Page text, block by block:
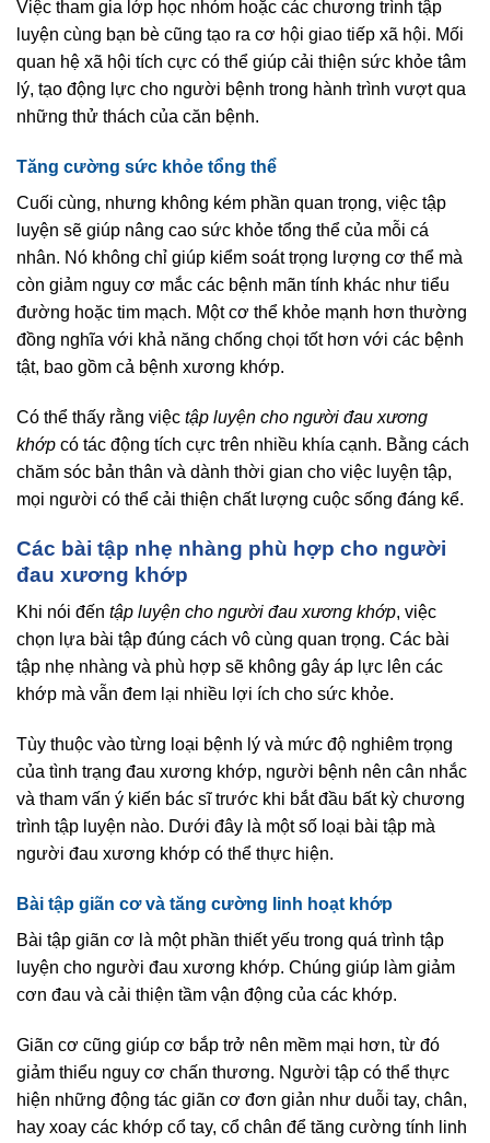
Việc tham gia lớp học nhóm hoặc các chương trình tập
luyện cùng bạn bè cũng tạo ra cơ hội giao tiếp xã hội. Mối
quan hệ xã hội tích cực có thể giúp cải thiện sức khỏe tâm
lý, tạo động lực cho người bệnh trong hành trình vượt qua
những thử thách của căn bệnh.
Tăng cường sức khỏe tổng thể
Cuối cùng, nhưng không kém phần quan trọng, việc tập
luyện sẽ giúp nâng cao sức khỏe tổng thể của mỗi cá
nhân. Nó không chỉ giúp kiểm soát trọng lượng cơ thể mà
còn giảm nguy cơ mắc các bệnh mãn tính khác như tiểu
đường hoặc tim mạch. Một cơ thể khỏe mạnh hơn thường
đồng nghĩa với khả năng chống chọi tốt hơn với các bệnh
tật, bao gồm cả bệnh xương khớp.
Có thể thấy rằng việc tập luyện cho người đau xương
khớp có tác động tích cực trên nhiều khía cạnh. Bằng cách
chăm sóc bản thân và dành thời gian cho việc luyện tập,
mọi người có thể cải thiện chất lượng cuộc sống đáng kể.
Các bài tập nhẹ nhàng phù hợp cho người
đau xương khớp
Khi nói đến tập luyện cho người đau xương khớp, việc
chọn lựa bài tập đúng cách vô cùng quan trọng. Các bài
tập nhẹ nhàng và phù hợp sẽ không gây áp lực lên các
khớp mà vẫn đem lại nhiều lợi ích cho sức khỏe.
Tùy thuộc vào từng loại bệnh lý và mức độ nghiêm trọng
của tình trạng đau xương khớp, người bệnh nên cân nhắc
và tham vấn ý kiến bác sĩ trước khi bắt đầu bất kỳ chương
trình tập luyện nào. Dưới đây là một số loại bài tập mà
người đau xương khớp có thể thực hiện.
Bài tập giãn cơ và tăng cường linh hoạt khớp
Bài tập giãn cơ là một phần thiết yếu trong quá trình tập
luyện cho người đau xương khớp. Chúng giúp làm giảm
cơn đau và cải thiện tầm vận động của các khớp.
Giãn cơ cũng giúp cơ bắp trở nên mềm mại hơn, từ đó
giảm thiểu nguy cơ chấn thương. Người tập có thể thực
hiện những động tác giãn cơ đơn giản như duỗi tay, chân,
hay xoay các khớp cổ tay, cổ chân để tăng cường tính linh